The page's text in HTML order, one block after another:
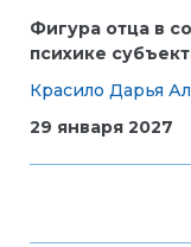
Фигура отца в
психике
Красило Дарья
29 января 2027